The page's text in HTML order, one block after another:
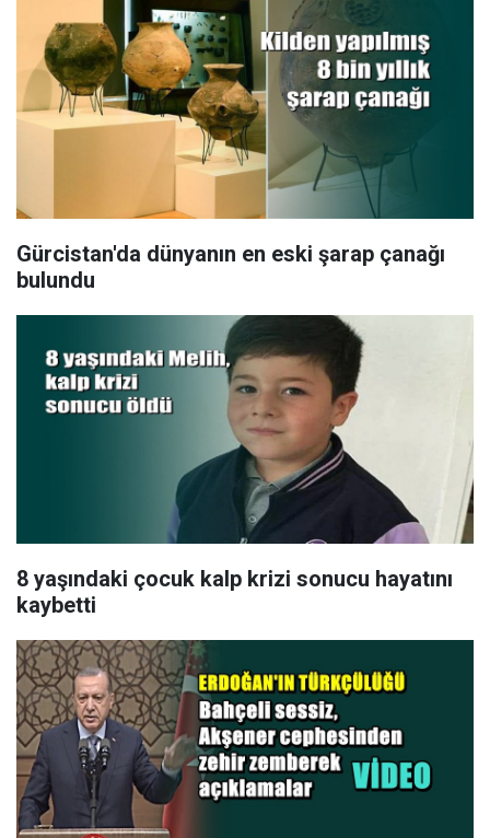
Gürcistan'da dünyanın en eski şarap çanağı
bulundu
8 yaşındaki çocuk kalp krizi sonucu hayatını
kaybetti